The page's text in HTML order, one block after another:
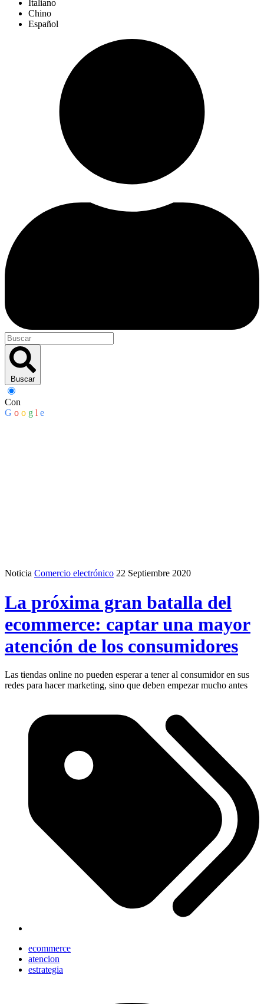
Italiano
Chino
Español
Buscar
Con
G o o g l e
Noticia Comercio electrónico 22 Septiembre 2020
La próxima gran batalla del
ecommerce: captar una mayor
atención de los consumidores
Las tiendas online no pueden esperar a tener al consumidor en sus
redes para hacer marketing, sino que deben empezar mucho antes
ecommerce
atencion
estrategia